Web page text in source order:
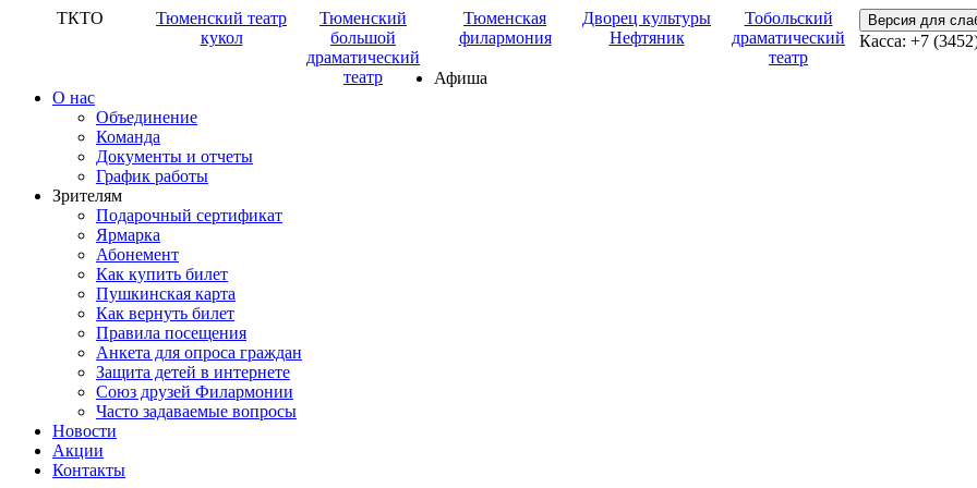
ТКТО
Тюменский театр
кукол
Тюменский
большой
драматический
театр
Тюменская
филармония
Дворец культуры
Нефтяник
Тобольский
драматический
театр
Версия для
Касса: +7
Афиша
О нас
Объединение
Команда
Документы и отчеты
График работы
Зрителям
Подарочный сертификат
Ярмарка
Абонемент
Как купить билет
Пушкинская карта
Как вернуть билет
Правила посещения
Анкета для опроса граждан
Защита детей в интернете
Союз друзей Филармонии
Часто задаваемые вопросы
Новости
Акции
Контакты